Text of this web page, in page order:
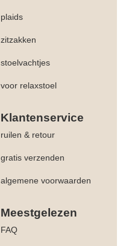
plaids
zitzakken
stoelvachtjes
voor relaxstoel
Klantenservice
ruilen & retour
gratis verzenden
algemene voorwaarden
Meestgelezen
FAQ